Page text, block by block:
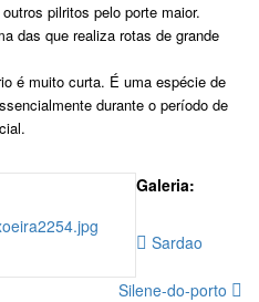
pilritos pelo porte maior.
das que realiza rotas de grande
é muito curta. É uma espécie de
durante o período de
Galeria:
Sardao
Silene-do-porto